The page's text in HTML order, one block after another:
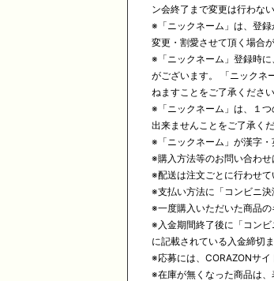
ン会終了まで変更は行わな
※「ニックネーム」は、登
変更・割愛させて頂く場合が
※「ニックネーム」登録時
がございます。 「ニックネ
ねますことをご了承ください
※「ニックネーム」は、１
出来ませんことをご了承くだ
※「ニックネーム」が漢字
※購入方法等のお問い合わせ
※配送は注文ごとに行わせ
※支払い方法に「コンビニ決
※一度購入いただいた商品の
※入金期間終了後に「コン
に記載されている入金締切
※応募には、CORAZONサイ
※在庫が無くなった商品は、